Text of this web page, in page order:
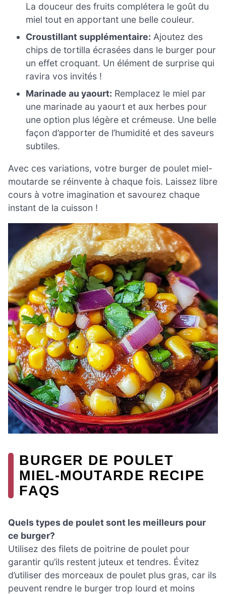
La douceur des fruits complétera le goût du
miel tout en apportant une belle couleur.
Croustillant supplémentaire: Ajoutez des
chips de tortilla écrasées dans le burger pour
un effet croquant. Un élément de surprise qui
ravira vos invités !
Marinade au yaourt: Remplacez le miel par
une marinade au yaourt et aux herbes pour
une option plus légère et crémeuse. Une belle
façon d’apporter de l’humidité et des saveurs
subtiles.
Avec ces variations, votre burger de poulet miel-
moutarde se réinvente à chaque fois. Laissez libre
cours à votre imagination et savourez chaque
instant de la cuisson !
BURGER DE POULET
MIEL-MOUTARDE RECIPE
FAQS
Quels types de poulet sont les meilleurs pour
ce burger?
Utilisez des filets de poitrine de poulet pour
garantir qu’ils restent juteux et tendres. Évitez
d’utiliser des morceaux de poulet plus gras, car ils
peuvent rendre le burger trop lourd et moins